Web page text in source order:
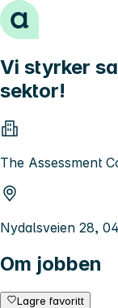
Hopp til innhold
Vi styrker
sektor!
The Assessment
Nydalsveien 28,
Om jobben
Lagre favoritt